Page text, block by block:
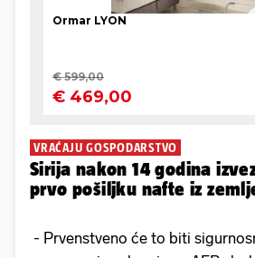
VRAĆAJU GOSPODARSTVO
Sirija nakon 14 godina
prvo pošiljku nafte iz
- Prvenstveno će to biti